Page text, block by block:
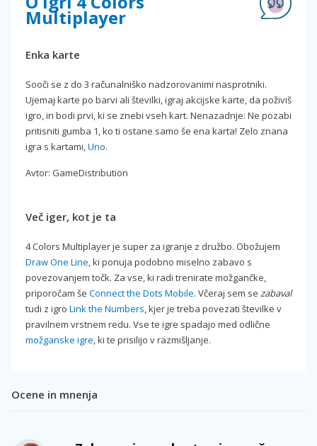
Multiplayer
Enka karte
Sooči se z do 3 računalniško nadzorovanimi nasprotniki.
Ujemaj karte po barvi ali številki, igraj akcijske karte, da poživiš
igro, in bodi prvi, ki se znebi vseh kart. Nenazadnje: Ne pozabi
pritisniti gumba 1, ko ti ostane samo še ena karta! Zelo znana
igra s kartami,Uno.
Avtor: GameDistribution
Več iger, kot je ta
4 Colors Multiplayer je super za igranje z družbo. Obožujem
Draw One Line, ki ponuja podobno miselno zabavo s
povezovanjem točk. Za vse, ki radi trenirate možgančke,
priporočam še Connect the Dots Mobile. Včeraj sem se zabaval
tudi z igro Link the Numbers, kjer je treba povezati številke v
pravilnem vrstnem redu. Vse te igre spadajo med odlične
možganske igre, ki te prisilijo v razmišljanje.
Ocene in mnenja